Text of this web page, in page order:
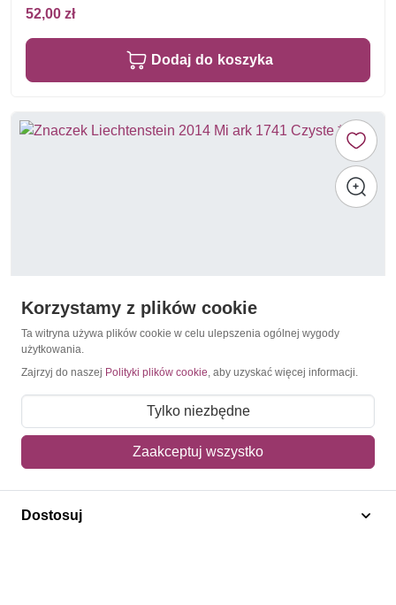
52,00 zł
Dodaj do koszyka
Liechtenstein 2014 Mi ark 1741 Czyste **
52,00 zł
Dodaj do koszyka
Korzystamy z plików cookie
Ta witryna używa plików cookie w celu ulepszenia ogólnej wygody
użytkowania.
Zajrzyj do naszej Polityki plików cookie, aby uzyskać więcej informacji.
Tylko niezbędne
Zaakceptuj wszystko
Dostosuj